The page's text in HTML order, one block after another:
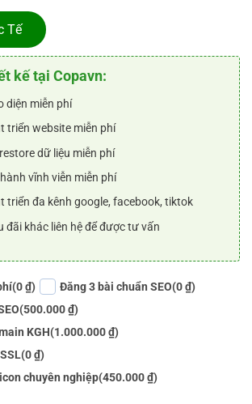
₫.
price
is:
1.290.000 ₫.
Tế
kế tại Copavn:
diện miễn phí
triển website miễn phí
dữ liệu miễn phí
vĩnh viễn miễn phí
triển đa kênh google, facebook, tiktok
đãi khác liên hệ để được tư vấn
(0 ₫) Đăng 3 bài chuẩn SEO(0 ₫)
(500.000 ₫)
KGH(1.000.000 ₫)
(0 ₫)
chuyên nghiệp(450.000 ₫)